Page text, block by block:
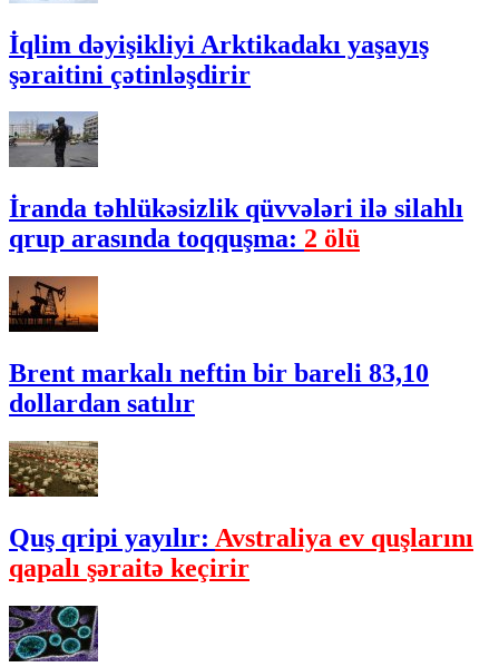
İqlim dəyişikliyi Arktikadakı yaşayış
şəraitini çətinləşdirir
İranda təhlükəsizlik qüvvələri ilə silahlı
qrup arasında toqquşma: 2 ölü
Brent markalı neftin bir bareli 83,10
dollardan satılır
Quş qripi yayılır: Avstraliya ev quşlarını
qapalı şəraitə keçirir